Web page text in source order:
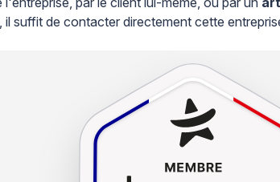
suffit de contacter directement cette